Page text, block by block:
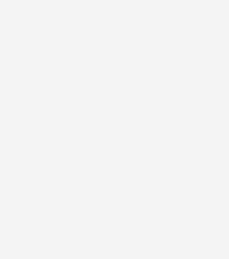
Edition
kombinierter Wert der CO2-Emission: 121 g/km; CO2-
Comfort
kombinierter Wert der CO2-Emission: 121 g/km; CO2-
AT Comfort
kombinierter Wert der CO2-Emission: 132 g/km; CO2-
ALLGRIP Comfort
kombinierter Wert der CO2-Emission: 131 g/km; CO2-
ALLGRIP Comfort+
kombinierter Wert der CO2-Emission: 131 g/km; CO2-